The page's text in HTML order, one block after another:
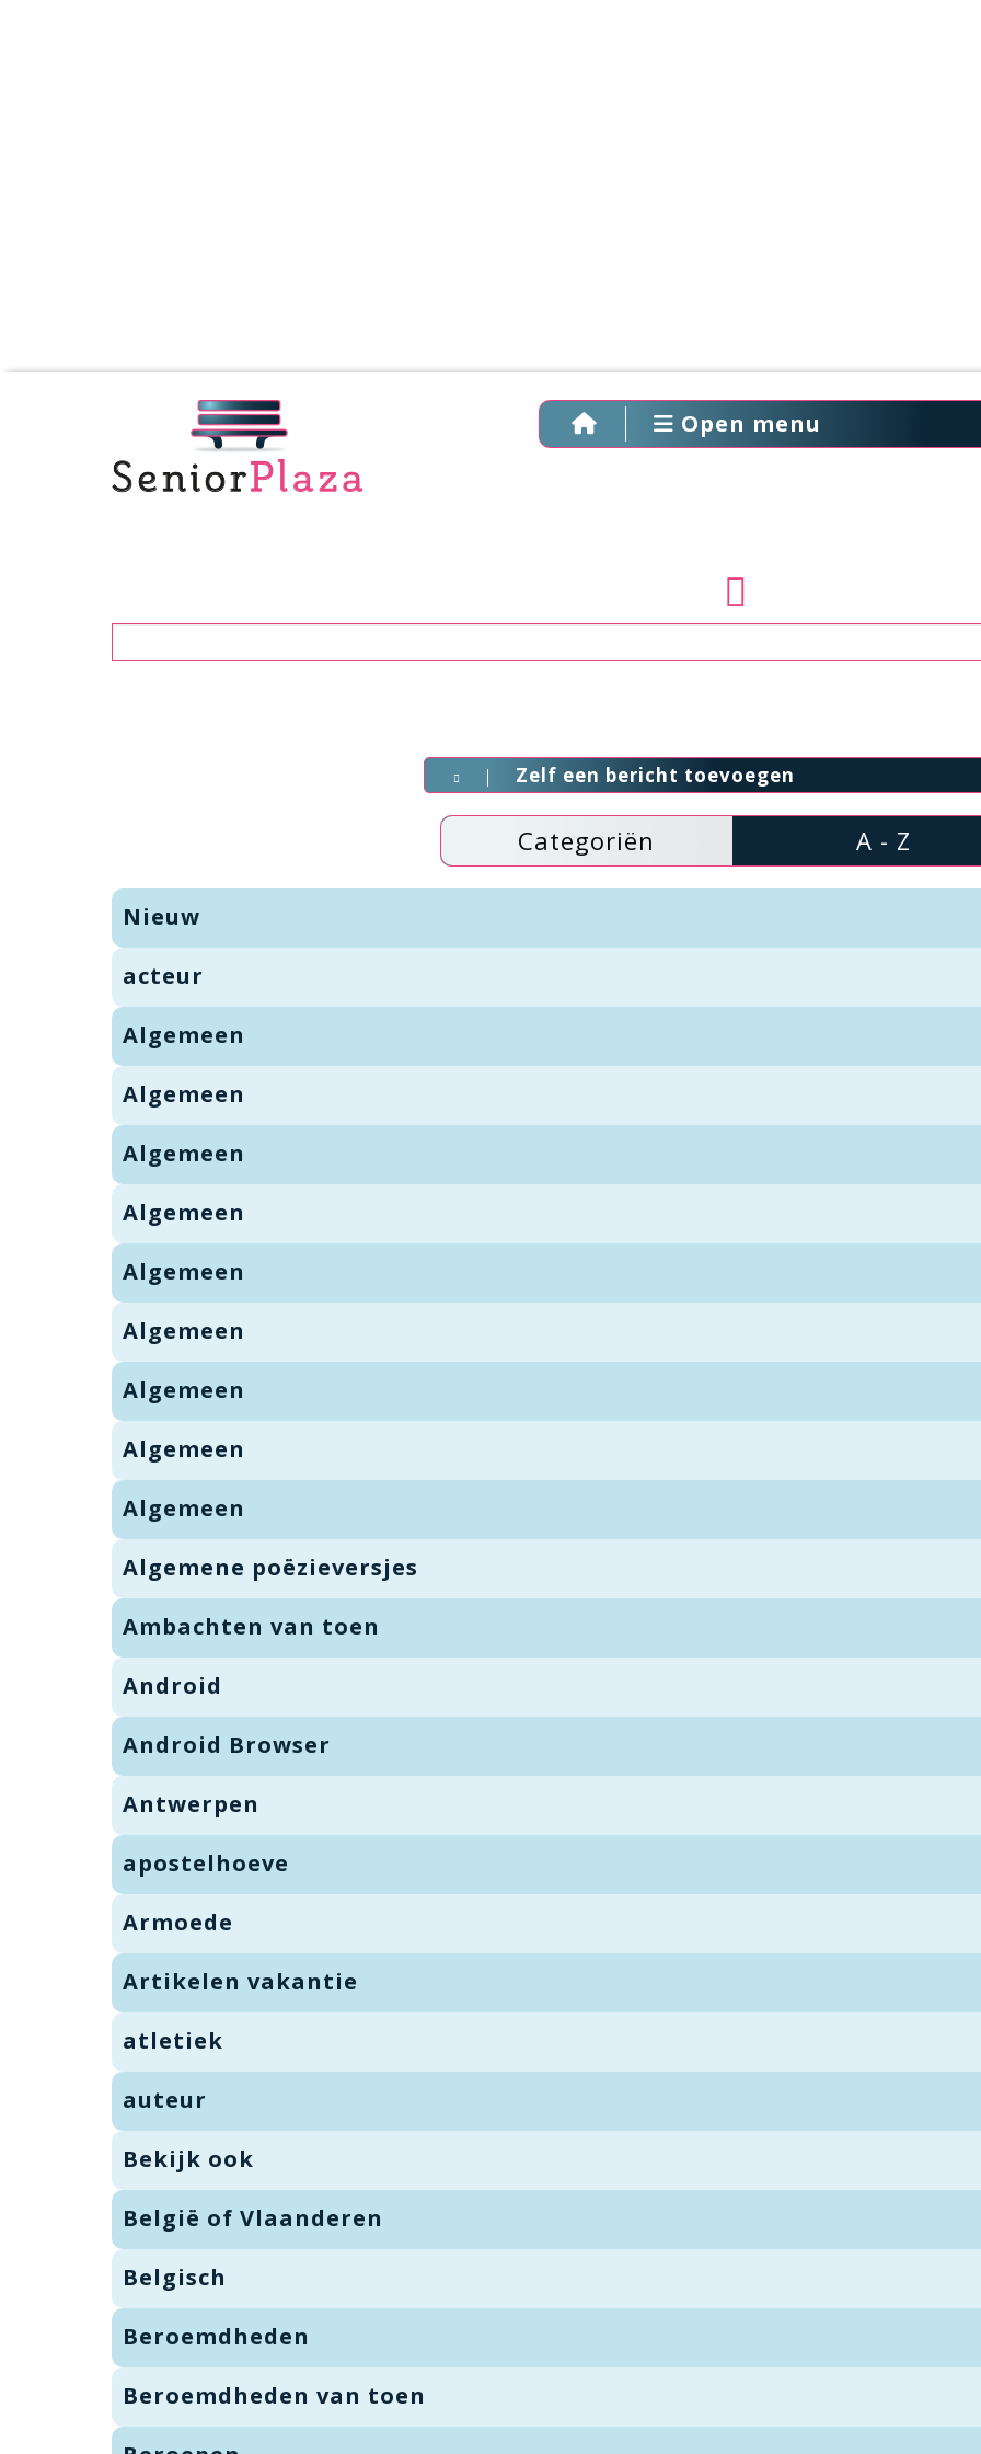
Open menu
Zelf een bericht toevoegen
Categoriën A - Z
Nieuw
acteur
Algemeen
Algemeen
Algemeen
Algemeen
Algemeen
Algemeen
Algemeen
Algemeen
Algemeen
Algemene poëzieversjes
Ambachten van toen
Android
Android Browser
Antwerpen
apostelhoeve
Armoede
Artikelen vakantie
atletiek
auteur
Bekijk ook
België of Vlaanderen
Belgisch
Beroemdheden
Beroemdheden van toen